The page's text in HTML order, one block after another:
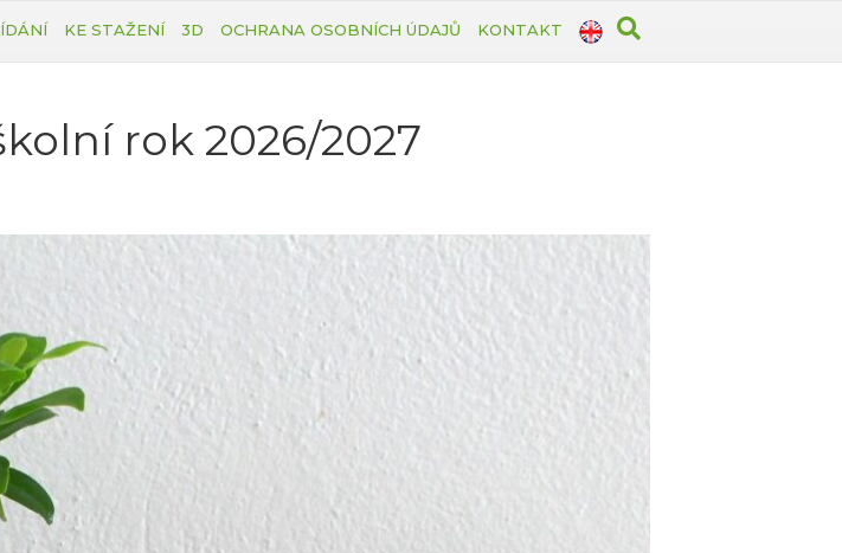
KE STAŽENÍ 3D OCHRANA OSOBNÍCH ÚDAJŮ KONTAKT
rok 2026/2027